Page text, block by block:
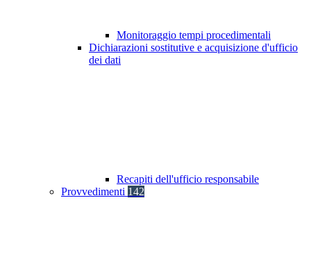
Monitoraggio tempi procedimentali
Dichiarazioni sostitutive e acquisizione d'ufficio
dei dati
Recapiti dell'ufficio responsabile
Provvedimenti 142